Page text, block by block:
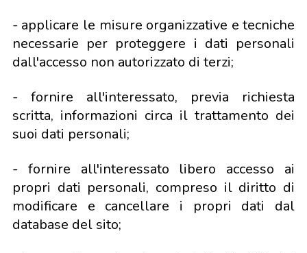
- applicare le misure organizzative e tecniche
necessarie per proteggere i dati personali
dall'accesso non autorizzato di terzi;
- fornire all'interessato, previa richiesta
scritta, informazioni circa il trattamento dei
suoi dati personali;
- fornire all'interessato libero accesso ai
propri dati personali, compreso il diritto di
modificare e cancellare i propri dati dal
database del sito;